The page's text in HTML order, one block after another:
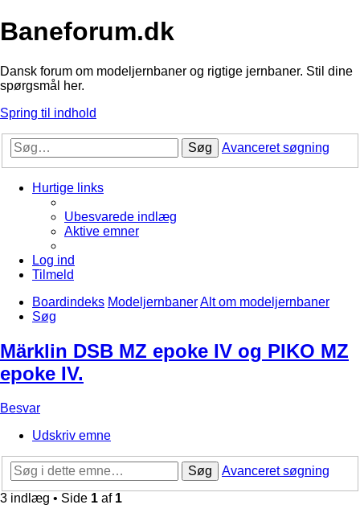
Baneforum.dk
Dansk forum om modeljernbaner og rigtige jernbaner. Stil dine
spørgsmål her.
Spring til indhold
Søg Avanceret søgning
Hurtige links
Ubesvarede indlæg
Aktive emner
Log ind
Tilmeld
Boardindeks ModeljernbanerAlt om modeljernbaner
Søg
Märklin DSB MZ epoke IV og PIKO MZ
epoke IV.
Besvar
Udskriv emne
Søg
Avanceret søgning
3 indlæg • Side 1 af 1